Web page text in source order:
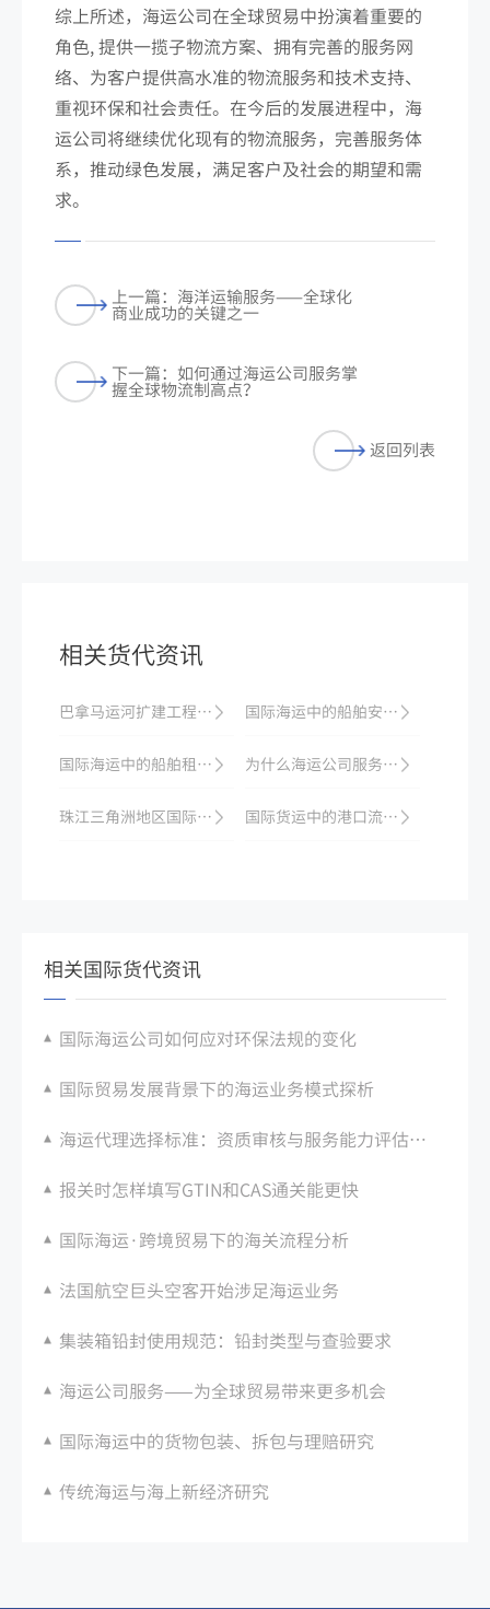
综上所述，海运公司在全球贸易中扮演着重要的
角色, 提供一揽子物流方案、拥有完善的服务网
络、为客户提供高水准的物流服务和技术支持、
重视环保和社会责任。在今后的发展进程中，海
运公司将继续优化现有的物流服务，完善服务体
系，推动绿色发展，满足客户及社会的期望和需
求。
上一篇：海洋运输服务——全球化
商业成功的关键之一
下一篇：如何通过海运公司服务掌
握全球物流制高点？
返回列表
相关货代资讯
巴拿马运河扩建工程投入使用，对世界贸易有重要影响 国际海运中的船舶安全与维护
国际海运中的船舶租赁与融资 为什么海运公司服务成为了全球贸易中不可或缺的一环？
珠江三角洲地区国际海运业的现状与发展前景 国际货运中的港口流程及相关问题解决
相关国际货代资讯
国际海运公司如何应对环保法规的变化
国际贸易发展背景下的海运业务模式探析
海运代理选择标准：资质审核与服务能力评估要点
报关时怎样填写GTIN和CAS通关能更快
国际海运·跨境贸易下的海关流程分析
法国航空巨头空客开始涉足海运业务
集装箱铅封使用规范：铅封类型与查验要求
海运公司服务——为全球贸易带来更多机会
国际海运中的货物包装、拆包与理赔研究
传统海运与海上新经济研究